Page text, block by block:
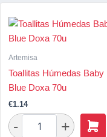
Artemisa
Toallitas Húmedas Baby
Blue Doxa 70u
€1.14